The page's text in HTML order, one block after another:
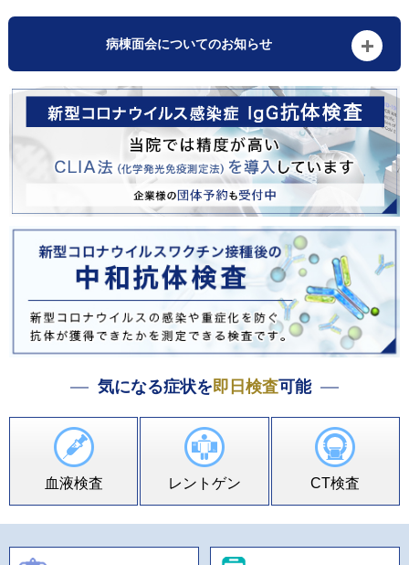
病棟面会についてのお知らせ
気になる症状を即日検査可能
血液検査 レントゲン CT検査